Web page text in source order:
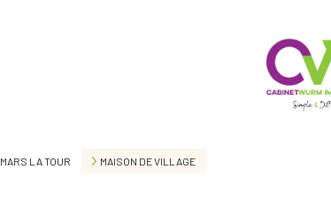
MARS LA TOUR MAISON DE VILLAGE